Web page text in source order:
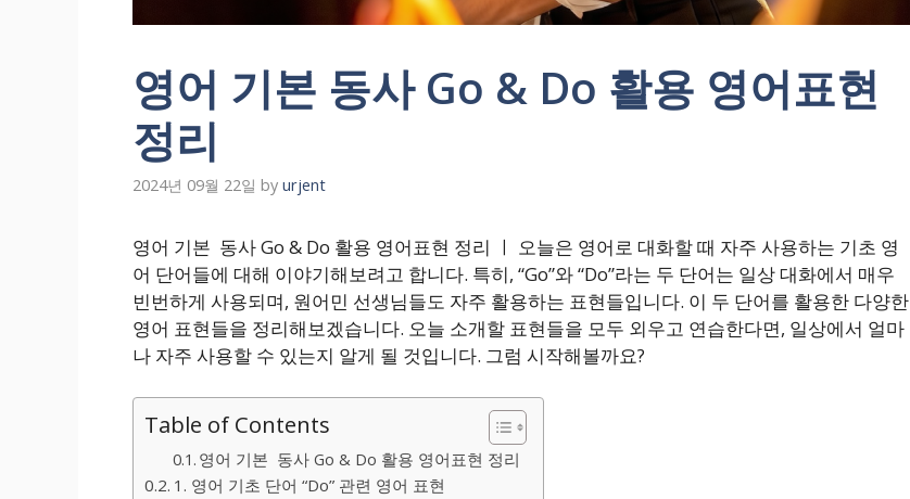
영어 기본 동사 Go & Do 활용 영어표현
정리
2024년 09월 22일 by urjent
영어 기본 동사 Go & Do 활용 영어표현 정리 ㅣ 오늘은 영어로 대화할 때 자주 사용하는 기초 영
어 단어들에 대해 이야기해보려고 합니다. 특히, “Go”와 “Do”라는 두 단어는 일상 대화에서 매우
빈번하게 사용되며, 원어민 선생님들도 자주 활용하는 표현들입니다. 이 두 단어를 활용한 다양한
영어 표현들을 정리해보겠습니다. 오늘 소개할 표현들을 모두 외우고 연습한다면, 일상에서 얼마
나 자주 사용할 수 있는지 알게 될 것입니다. 그럼 시작해볼까요?
Table of Contents
영어 기본 동사 Go & Do 활용 영어표현 정리
1. 영어 기초 단어 “Do” 관련 영어 표현